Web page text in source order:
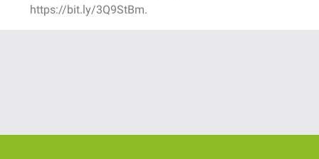
https://bit.ly/3Q9StBm.